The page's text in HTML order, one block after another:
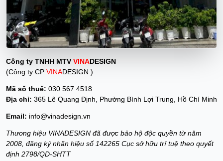
Công ty TNHH MTVVINADESIGN
(Công ty CP VINADESIGN )
Mã số thuế: 030 567 4518
Địa chỉ: 365 Lê Quang Định, Phường Bình Lợi Trung, Hồ Chí Minh
Email: info@vinadesign.vn
Thương hiệu VINADESIGN đã được bảo hộ độc quyền từ năm
2008, đăng ký nhãn hiệu số 142265 Cục sở hữu trí tuệ theo quyết
định 2798/QD-SHTT